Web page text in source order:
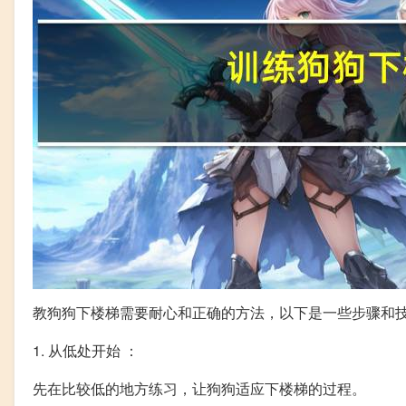
教狗狗下楼梯需要耐心和正确的方法，以下是一些步骤和
1. 从低处开始 ：
先在比较低的地方练习，让狗狗适应下楼梯的过程。